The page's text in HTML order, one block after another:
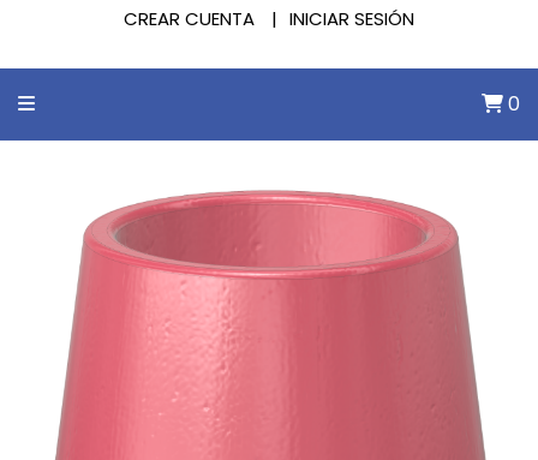
CREAR CUENTA INICIAR SESIÓN
0